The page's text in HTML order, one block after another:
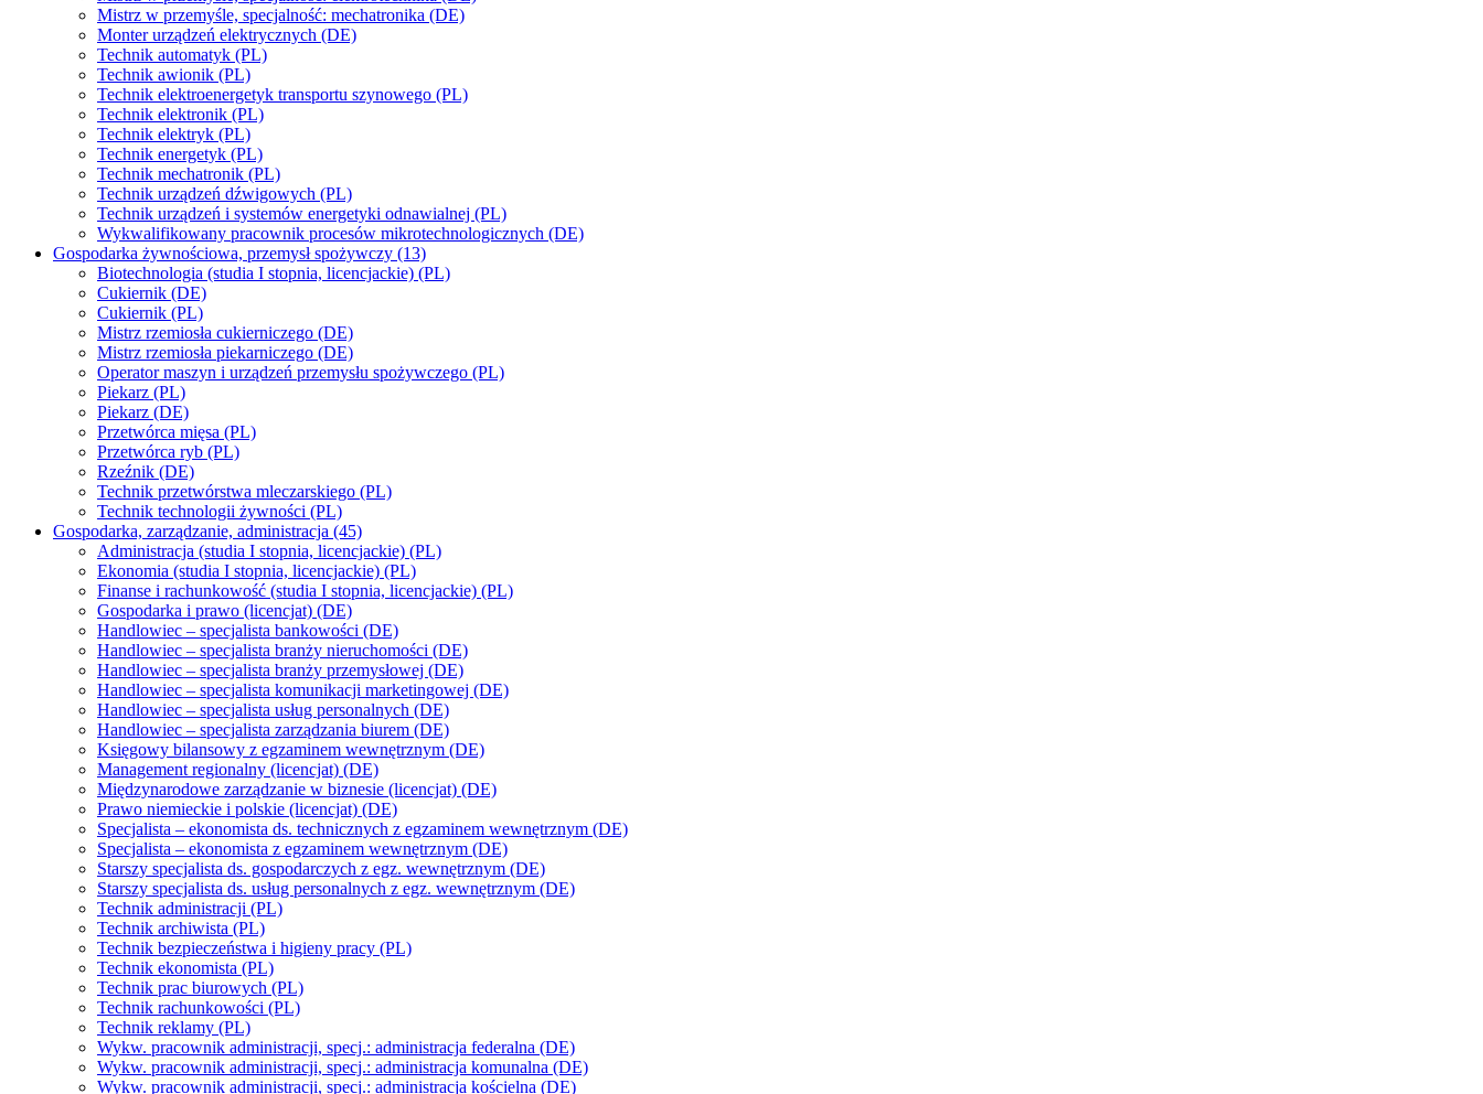
Mistrz w przemyśle, specjalność: mechatronika (DE)
Monter urządzeń elektrycznych (DE)
Technik automatyk (PL)
Technik awionik (PL)
Technik elektroenergetyk transportu szynowego (PL)
Technik elektronik (PL)
Technik elektryk (PL)
Technik energetyk (PL)
Technik mechatronik (PL)
Technik urządzeń dźwigowych (PL)
Technik urządzeń i systemów energetyki odnawialnej (PL)
Wykwalifikowany pracownik procesów mikrotechnologicznych (DE)
Gospodarka żywnościowa, przemysł spożywczy (13)
Biotechnologia (studia I stopnia, licencjackie) (PL)
Cukiernik (DE)
Cukiernik (PL)
Mistrz rzemiosła cukierniczego (DE)
Mistrz rzemiosła piekarniczego (DE)
Operator maszyn i urządzeń przemysłu spożywczego (PL)
Piekarz (PL)
Piekarz (DE)
Przetwórca mięsa (PL)
Przetwórca ryb (PL)
Rzeźnik (DE)
Technik przetwórstwa mleczarskiego (PL)
Technik technologii żywności (PL)
Gospodarka, zarządzanie, administracja (45)
Administracja (studia I stopnia, licencjackie) (PL)
Ekonomia (studia I stopnia, licencjackie) (PL)
Finanse i rachunkowość (studia I stopnia, licencjackie) (PL)
Gospodarka i prawo (licencjat) (DE)
Handlowiec – specjalista bankowości (DE)
Handlowiec – specjalista branży nieruchomości (DE)
Handlowiec – specjalista branży przemysłowej (DE)
Handlowiec – specjalista komunikacji marketingowej (DE)
Handlowiec – specjalista usług personalnych (DE)
Handlowiec – specjalista zarządzania biurem (DE)
Księgowy bilansowy z egzaminem wewnętrznym (DE)
Management regionalny (licencjat) (DE)
Międzynarodowe zarządzanie w biznesie (licencjat) (DE)
Prawo niemieckie i polskie (licencjat) (DE)
Specjalista – ekonomista ds. technicznych z egzaminem wewnętrznym (DE)
Specjalista – ekonomista z egzaminem wewnętrznym (DE)
Starszy specjalista ds. gospodarczych z egz. wewnętrznym (DE)
Starszy specjalista ds. usług personalnych z egz. wewnętrznym (DE)
Technik administracji (PL)
Technik archiwista (PL)
Technik bezpieczeństwa i higieny pracy (PL)
Technik ekonomista (PL)
Technik prac biurowych (PL)
Technik rachunkowości (PL)
Technik reklamy (PL)
Wykw. pracownik administracji, specj.: administracja federalna (DE)
Wykw. pracownik administracji, specj.: administracja komunalna (DE)
Wykw. pracownik administracji, specj.: administracja kościelna (DE)